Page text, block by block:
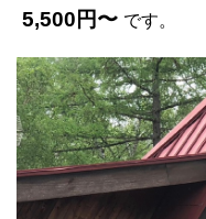
5,500円〜 です。